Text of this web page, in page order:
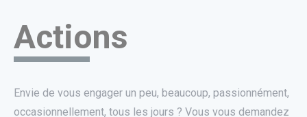
Actions
Envie de vous engager un peu, beaucoup, passionnément,
occasionnellement, tous les jours ? Vous vous demandez